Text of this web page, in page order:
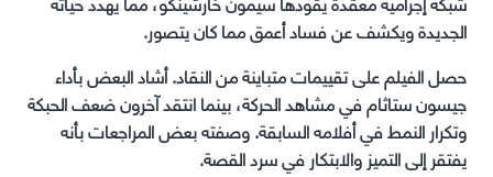
الجديدة ويكشف عن فساد أعمق مما كان يتصور. ​
حصل الفيلم على تقييمات متباينة من النقاد. أشاد البعض بأداء
جيسون ستاثام في مشاهد الحركة، بينما انتقد آخرون ضعف الحبكة
وتكرار النمط في أفلامه السابقة. وصفته بعض المراجعات بأنه
يفتقر إلى التميز والابتكار في سرد القصة. ​